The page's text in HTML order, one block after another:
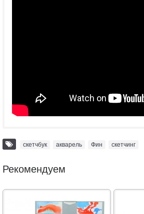
скетчбук акварель Фин скетчинг
Рекомендуем